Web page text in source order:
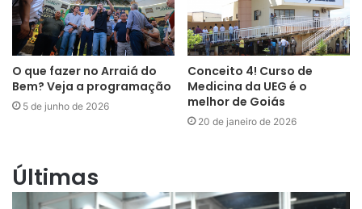
O que fazer no Arraiá do
Bem? Veja a programação
5 de junho de 2026
Conceito 4! Curso de
Medicina da UEG é o
melhor de Goiás
20 de janeiro de 2026
Últimas